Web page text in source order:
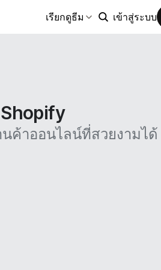
เรียกดูธีม เข้าสู่ระบบ
ค้าออนไลน์ที่สวยงามได้